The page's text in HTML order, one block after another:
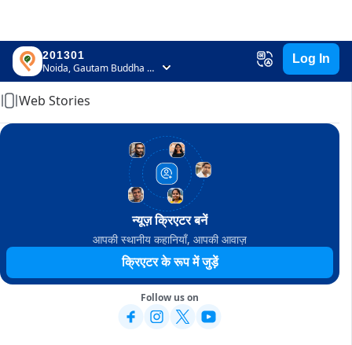
201301
Noida, Gautam Buddha Nagar, Uttar Pradesh
Log In
Home
Web Stories
न्यूज़ क्रिएटर बनें
आपकी स्थानीय कहानियाँ, आपकी आवाज़
क्रिएटर के रूप में जुड़ें
Follow us on